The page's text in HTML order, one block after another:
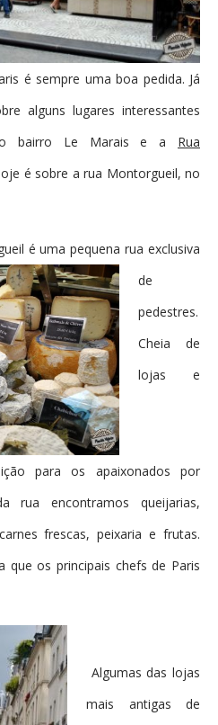
é sempre uma boa pedida. Já
alguns lugares interessantes
o bairro Le Marais e a Rua
é sobre a rua Montorgueil, no
é uma pequena rua exclusiva
de
pedestres.
Cheia de
lojas e
para os apaixonados por
rua encontramos queijarias,
frescas, peixaria e frutas.
que os principais chefs de Paris
Algumas das lojas
mais antigas de